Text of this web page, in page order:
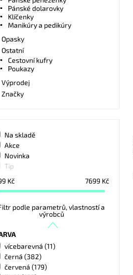
Pánské dolarovky
Klíčenky
Manikúry a pedikúry
Opasky
Ostatní
Cestovní kufry
Poukazy
Výprodej
Značky
Na skladě
Akce
Novinka
Tip
Kč 7699 Kč
podle parametrů, vlastností a
výrobců
vícebarevná (11)
černá (382)
červená (179)